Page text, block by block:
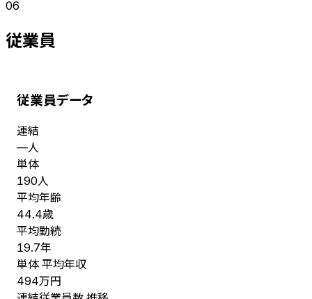
06
従業員
従業員データ
連結
—人
単体
190人
平均年齢
44.4歳
平均勤続
19.7年
単体 平均年収
494万円